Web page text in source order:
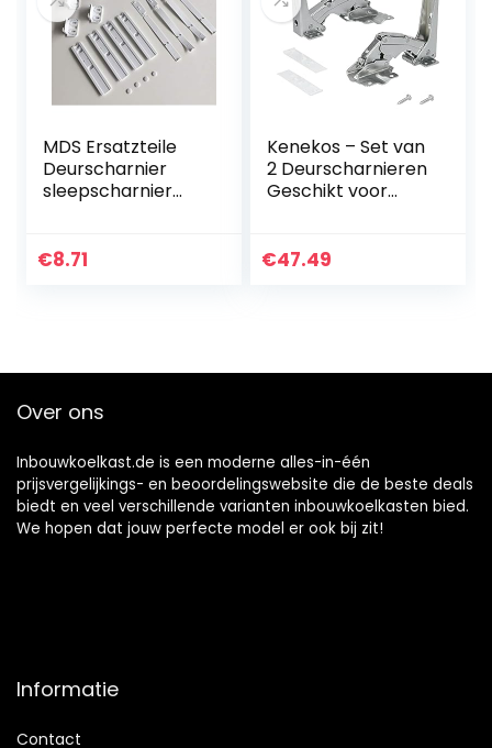
MDS Ersatzteile
Deurscharnier
sleepscharnier
Bauknecht
€8.71
Kenekos – Set van
2 Deurscharnieren
Geschikt voor
00481147/481147
Constructa Balay
€47.49
Over ons
Inbouwkoelkast.de is een moderne alles-in-één
prijsvergelijkings- en beoordelingswebsite die de beste deals
biedt en veel verschillende varianten inbouwkoelkasten bied.
We hopen dat jouw perfecte model er ook bij zit!
Informatie
Contact